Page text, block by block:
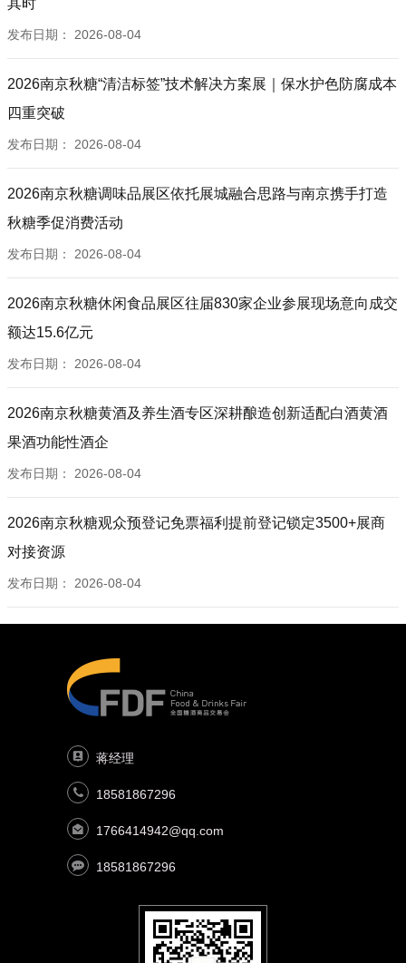
其时
发布日期： 2026-08-04
2026南京秋糖“清洁标签”技术解决方案展｜保水护色防腐成本
四重突破
发布日期： 2026-08-04
2026南京秋糖调味品展区依托展城融合思路与南京携手打造
秋糖季促消费活动
发布日期： 2026-08-04
2026南京秋糖休闲食品展区往届830家企业参展现场意向成交
额达15.6亿元
发布日期： 2026-08-04
2026南京秋糖黄酒及养生酒专区深耕酿造创新适配白酒黄酒
果酒功能性酒企
发布日期： 2026-08-04
2026南京秋糖观众预登记免票福利提前登记锁定3500+展商
对接资源
发布日期： 2026-08-04
蒋经理
18581867296
1766414942@qq.com
18581867296